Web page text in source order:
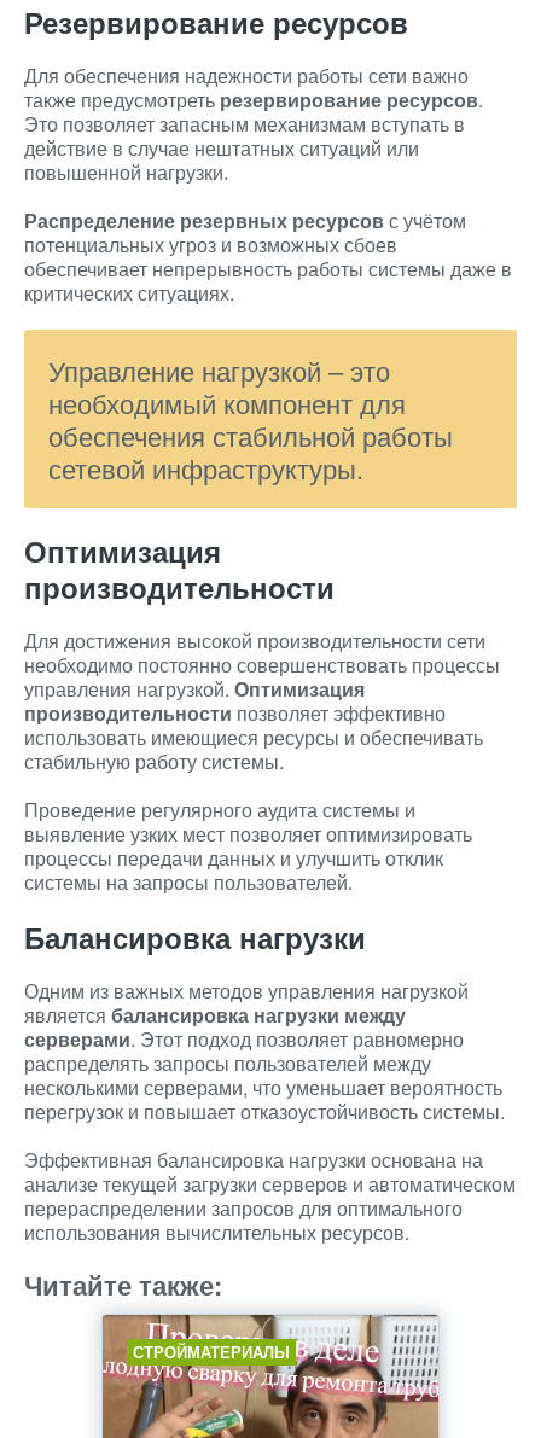
Резервирование ресурсов
Для обеспечения надежности работы сети важно
также предусмотреть резервирование ресурсов.
Это позволяет запасным механизмам вступать в
действие в случае нештатных ситуаций или
повышенной нагрузки.
Распределение резервных ресурсовс учётом
потенциальных угроз и возможных сбоев
обеспечивает непрерывность работы системы даже в
критических ситуациях.
Управление нагрузкой – это
необходимый компонент для
обеспечения стабильной работы
сетевой инфраструктуры.
Оптимизация
производительности
Для достижения высокой производительности сети
необходимо постоянно совершенствовать процессы
управления нагрузкой. Оптимизация
производительности позволяет эффективно
использовать имеющиеся ресурсы и обеспечивать
стабильную работу системы.
Проведение регулярного аудита системы и
выявление узких мест позволяет оптимизировать
процессы передачи данных и улучшить отклик
системы на запросы пользователей.
Балансировка нагрузки
Одним из важных методов управления нагрузкой
является балансировка нагрузки между
серверами. Этот подход позволяет равномерно
распределять запросы пользователей между
несколькими серверами, что уменьшает вероятность
перегрузок и повышает отказоустойчивость системы.
Эффективная балансировка нагрузки основана на
анализе текущей загрузки серверов и автоматическом
перераспределении запросов для оптимального
использования вычислительных ресурсов.
Читайте также:
СТРОЙМАТЕРИАЛЫ